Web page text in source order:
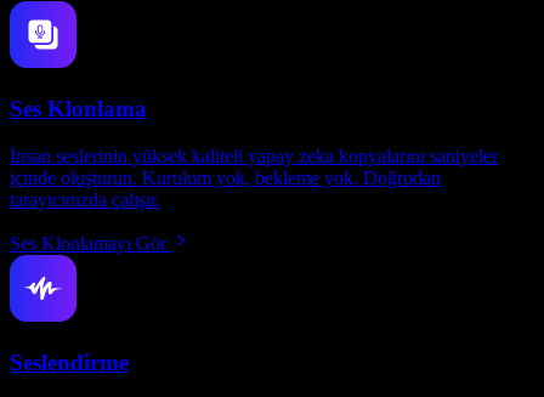
Ses Klonlama
İnsan seslerinin yüksek kaliteli yapay zeka kopyalarını saniyeler
içinde oluşturun. Kurulum yok, bekleme yok. Doğrudan
tarayıcınızda çalışır.
Ses Klonlamayı Gör
Seslendirme